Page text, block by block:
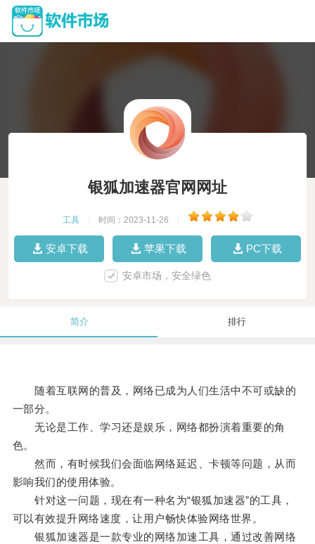
银狐加速器官网网址
工具 时间：2023-11-26
安卓下载 苹果下载 PC下载
安卓市场，安全绿色
简介 排行
随着互联网的普及，网络已成为人们生活中不可或缺的
一部分。
无论是工作、学习还是娱乐，网络都扮演着重要的角
色。
然而，有时候我们会面临网络延迟、卡顿等问题，从而
影响我们的使用体验。
针对这一问题，现在有一种名为“银狐加速器”的工具，
可以有效提升网络速度，让用户畅快体验网络世界。
银狐加速器是一款专业的网络加速工具，通过改善网络